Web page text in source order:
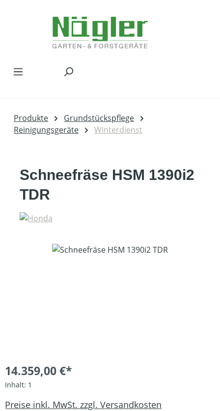
Produkte
Grundstückspflege
Reinigungsgeräte
Winterdienst
Schneefräse HSM 1390i2
TDR
Bildergalerie überspringen
14.359,00 €*
Inhalt: 1
Preise inkl. MwSt. zzgl. Versandkosten